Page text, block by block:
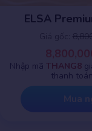
ELSA
Nhập mãTHANG8
thanh
Mua